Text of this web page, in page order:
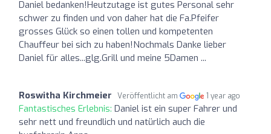
Daniel bedanken!Heutzutage ist gutes Personal sehr
schwer zu finden und von daher hat die Fa.Pfeifer
grosses Glück so einen tollen und kompetenten
Chauffeur bei sich zu haben!Nochmals Danke lieber
Daniel für alles...glg.Grill und meine 5Damen ...
Roswitha Kirchmeier Veröffentlicht am 1 year ago
Fantastisches Erlebnis: Daniel ist ein super Fahrer und
sehr nett und freundlich und natürlich auch die